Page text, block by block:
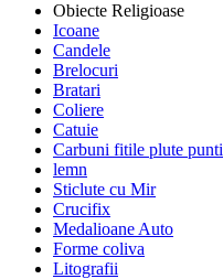
Obiecte Religioase
Icoane
Candele
Brelocuri
Bratari
Coliere
Catuie
Carbuni fitile plute punti
lemn
Sticlute cu Mir
Crucifix
Medalioane Auto
Forme coliva
Litografii